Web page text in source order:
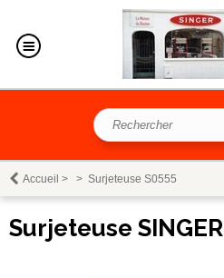
Accueil > > Surjeteuse S0555
Surjeteuse SINGER